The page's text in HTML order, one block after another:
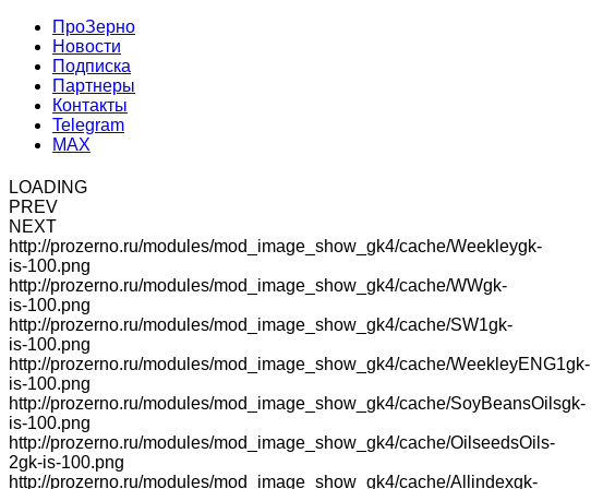
ПроЗерно
Новости
Подписка
Партнеры
Контакты
Telegram
MAX
LOADING
PREV
NEXT
http://prozerno.ru/modules/mod_image_show_gk4/cache/Weekleygk-
is-100.png
http://prozerno.ru/modules/mod_image_show_gk4/cache/WWgk-
is-100.png
http://prozerno.ru/modules/mod_image_show_gk4/cache/SW1gk-
is-100.png
http://prozerno.ru/modules/mod_image_show_gk4/cache/WeekleyENG1gk-
is-100.png
http://prozerno.ru/modules/mod_image_show_gk4/cache/SoyBeansOilsgk-
is-100.png
http://prozerno.ru/modules/mod_image_show_gk4/cache/OilseedsOils-
2gk-is-100.png
http://prozerno.ru/modules/mod_image_show_gk4/cache/Allindexgk-